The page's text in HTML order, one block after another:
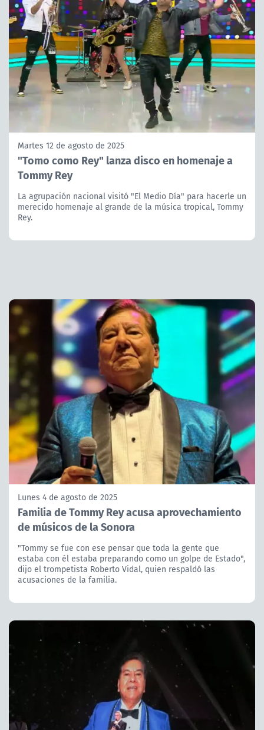
Martes 12 de agosto de 2025
"Tomo como Rey" lanza disco en homenaje a
Tommy Rey
La agrupación nacional visitó "El Medio Día" para hacerle un
merecido homenaje al grande de la música tropical, Tommy
Rey.
Lunes 4 de agosto de 2025
Familia de Tommy Rey acusa aprovechamiento
de músicos de la Sonora
"Tommy se fue con ese pensar que toda la gente que
estaba con él estaba preparando como un golpe de Estado",
dijo el trompetista Roberto Vidal, quien respaldó las
acusaciones de la familia.